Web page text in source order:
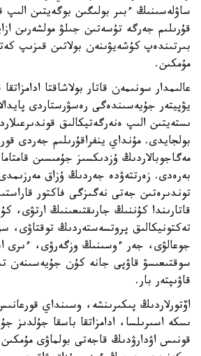
ساۋلەسىنىڭ ءبىر بولىگىن بوگەيتىن الىپ
قۇرىلىم جەرگە تۇسەتىن جىلۋ مولشەرىن
بىرتىندەپ كۇشەيۋىنەن بولاتىن قىزىپ
مۇمكىن.
عالىمدار سونىمەن قاتار بولاشاقتا
يۋپيتەر جۇيەسىندەگى رەسۋرستاردى
ىستەيتىن الىپ ەنەرگەتيكالىق
بولجايدى. مۇنداي ينفراقۇرىلىم جەردى
مەگاجوبالاردىڭ ۇزدىكسىز جۇمىسىن
بەرەدى. زەرتتەۋدە جەردىڭ ۇزاق
توندىرەتىن جەتى نەگىزگى فاكتور
قاتارىندا كۇننىڭ جارىقتىعىنىڭ ارتۋى،
تەكتونيكالىق پروتسەستەردىڭ توقتاۋى،
جوعالۋى، جەر ءوسىنىڭ وزگەرۋى، ءىرى
سوقتىعىسۋ قاۋپى جانە كۇن جۇيەسىنەن
قاۋىپتەر بار.
اۆتورلاردىڭ پىكىرىنشە، وسىنداي
ىسكە اسىرىلسا، ادامزاتقا باسقا جۇلدىز
قونىس اۋدارۋدىڭ قاجەتى بولماۋى